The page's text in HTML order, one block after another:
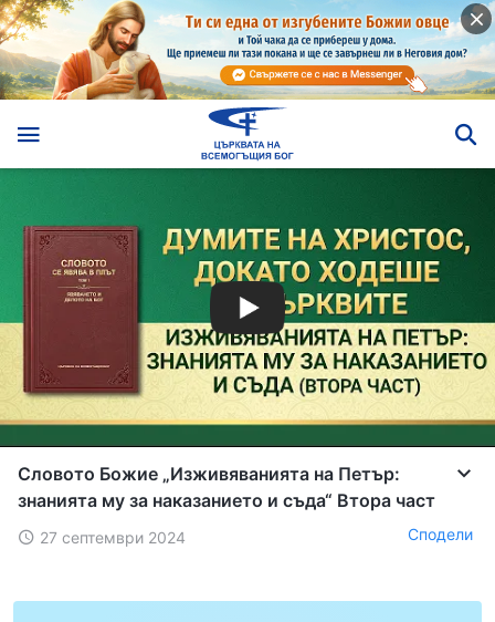
Словото Божие „Изживяванията на Петър:
знанията му за наказанието и съда“ Втора част
27 септември 2024 Сподели